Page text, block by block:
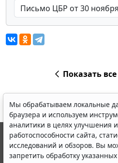
Показать
Мы обрабатываем локальные
браузера и используем
аналитики в целях улучшения
работоспособности сайта,
исследований и обзоров. Вы
запретить обработку
© ООО "НПП "ГАРАНТ-СЕРВИС",
выпускается с 1990 года.